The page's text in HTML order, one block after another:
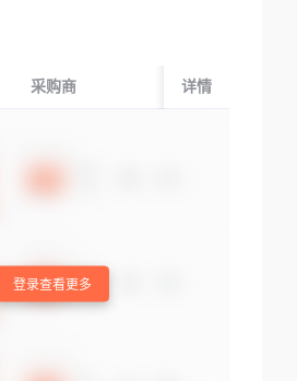
采购商 起运国/地区
详情
登录查看更多